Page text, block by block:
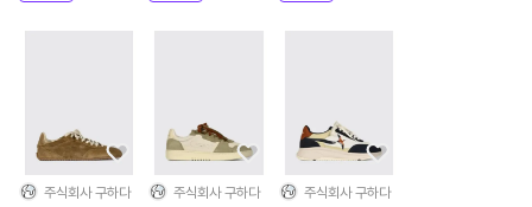
주식회사 구하다
주식회사 구하다
주식회사 구하다